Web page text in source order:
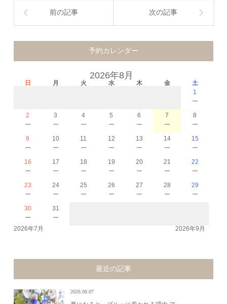
前の記事 次の記事
予約カレンダー
2026年8月
日 月 火 水 木 金
土
1
－
2
－
3
－
4
－
5
－
6
－
7
－
8
－
9
－
10
－
11
－
12
－
13
－
14
－
15
－
16
－
17
－
18
－
19
－
20
－
21
－
22
－
23
－
24
－
25
－
26
－
27
－
28
－
29
－
30
－
31
－
2026年7月 2026年9月
最近の記事
2026.08.07